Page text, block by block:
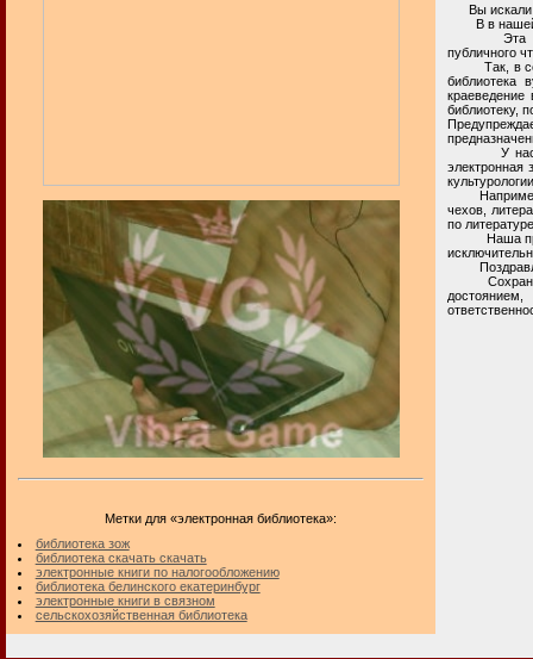
Метки для «электронная библиотека»:
библиотека зож
библиотека скачать скачать
электронные книги по налогообложению
библиотека белинского екатеринбург
электронные книги в связном
сельскохозяйственная библиотека
Вы искали
В в нашей
Эта
публичного
Так, в сети
библиотека
краеведение
библиотеку,
У нас на
электронная
Например,
чехов,
по
Наша